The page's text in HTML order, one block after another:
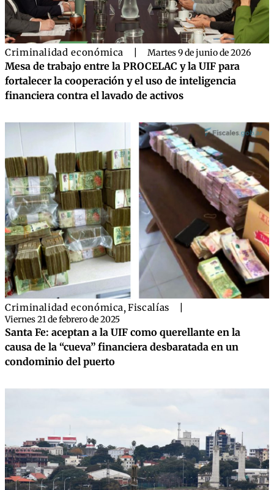
Criminalidad económica Martes 9 de junio de 2026
Mesa de trabajo entre la PROCELAC y la UIF para
fortalecer la cooperación y el uso de inteligencia
financiera contra el lavado de activos
Criminalidad económica,Fiscalías
Viernes 21 de febrero de 2025
Santa Fe: aceptan a la UIF como querellante en la
causa de la “cueva” financiera desbaratada en un
condominio del puerto